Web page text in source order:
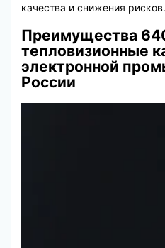
качества и снижения рисков.
Преимущества
тепловизионные
электронной
России